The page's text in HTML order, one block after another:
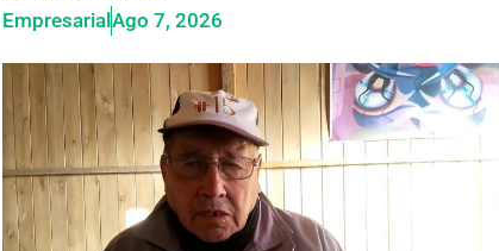
EmpresarialAgo 7, 2026